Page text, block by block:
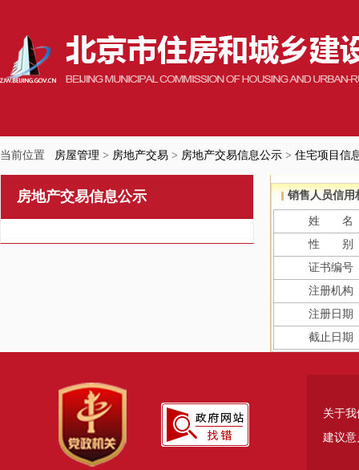
当前位置 房屋管理 > 房地产交易 > 房地产交易信息公示 > 住宅项目信
房地产交易信息公示 销售人员信用
姓 名
性 别
证书编号
注册机构
注册日期
截止日期
关于我
建议意